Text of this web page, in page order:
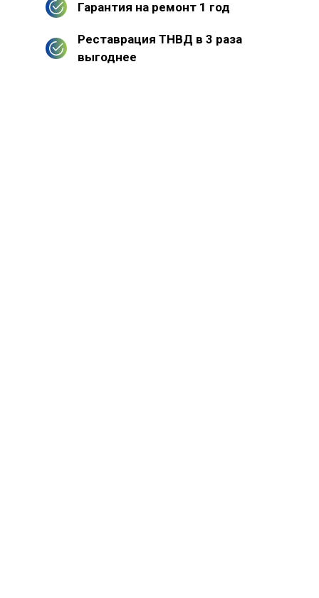
Гарантия на ремонт 1 год
Реставрация ТНВД в 3 раза
выгоднее